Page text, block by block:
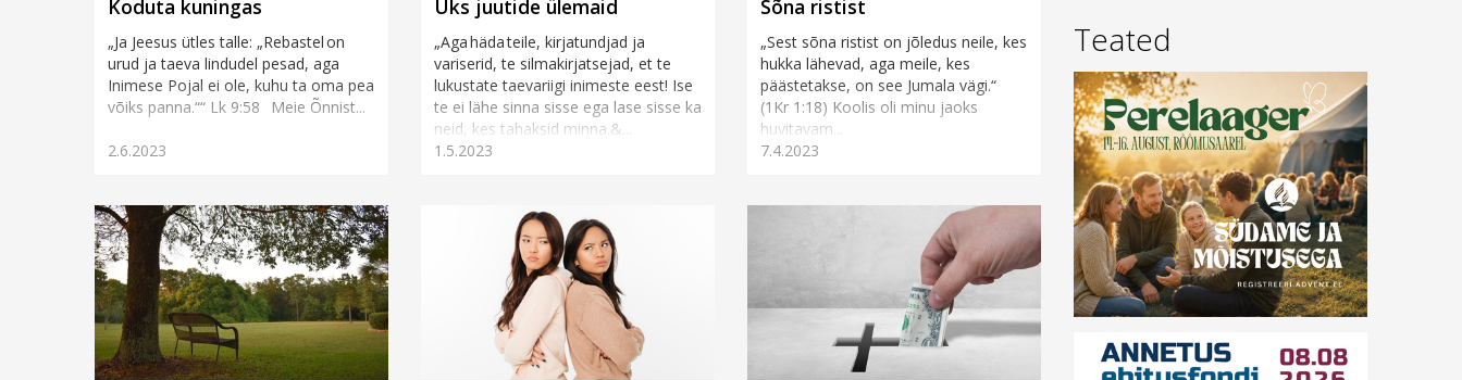
Koduta kuningas
„Ja Jeesus ütles talle: „Rebastel on
urud ja taeva lindudel pesad, aga
Inimese Pojal ei ole, kuhu ta oma pea
võiks panna.““ Lk 9:58 Meie Õnnist...
2.6.2023
Üks juutide ülemaid
„Aga häda teile, kirjatundjad ja
variserid, te silmakirjatsejad, et te
lukustate taevariigi inimeste eest! Ise
te ei lähe sinna sisse ega lase sisse ka
neid, kes tahaksid minna.&...
1.5.2023
Sõna ristist
„Sest sõna ristist on jõledus neile, kes
hukka lähevad, aga meile, kes
päästetakse, on see Jumala vägi.“
(1Kr 1:18) Koolis oli minu jaoks
huvitavam...
7.4.2023
Teated